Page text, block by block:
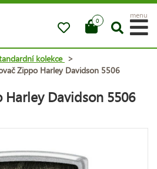
0
menu
kolekce >
Zippo Harley Davidson 5506
Davidson 5506